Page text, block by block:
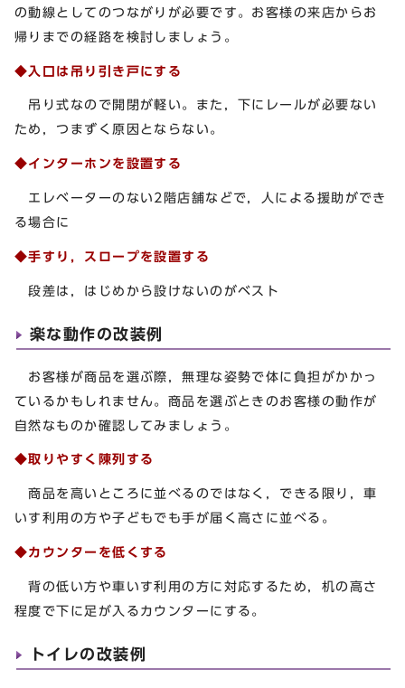
の動線としてのつながりが必要です。お客様の来店からお
帰りまでの経路を検討しましょう。
◆入口は吊り引き戸にする
吊り式なので開閉が軽い。また，下にレールが必要ない
ため，つまずく原因とならない。
◆インターホンを設置する
エレベーターのない2階店舗などで，人による援助ができ
る場合に
◆手すり，スロープを設置する
段差は，はじめから設けないのがベスト
楽な動作の改装例
お客様が商品を選ぶ際，無理な姿勢で体に負担がかかっ
ているかもしれません。商品を選ぶときのお客様の動作が
自然なものか確認してみましょう。
◆取りやすく陳列する
商品を高いところに並べるのではなく，できる限り，車
いす利用の方や子どもでも手が届く高さに並べる。
◆カウンターを低くする
背の低い方や車いす利用の方に対応するため，机の高さ
程度で下に足が入るカウンターにする。
トイレの改装例